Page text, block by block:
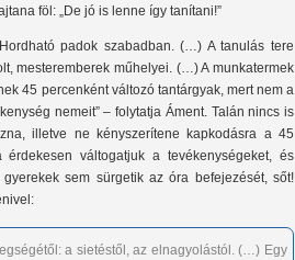
föl: „De jó is lenne így tanítani!”
padok szabadban. (…) A tanulás tere
mesteremberek műhelyei. (…) A munkatermek
45 percenként változó tantárgyak, mert nem a
nemeit” – folytatja Áment. Talán nincs is
illetve ne kényszerítene kapkodásra a 45
váltogatjuk a tevékenységeket, és
sem sürgetik az óra befejezését, sőt!
a sietéstől, az elnagyolástól. (…) Egy